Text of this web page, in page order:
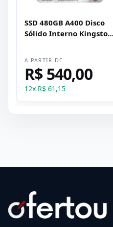
SSD 480GB A400 Disco
Sólido Interno Kingston
A PARTIR DE
R$ 540,00
12x R$ 61,15